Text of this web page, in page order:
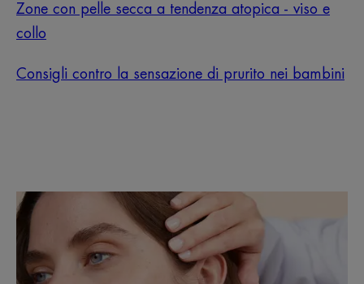
Zone con pelle secca a tendenza atopica - viso e
collo
Consigli contro la sensazione di prurito nei bambini